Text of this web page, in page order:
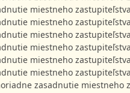
miestneho
miestneho
miestneho
miestneho
miestneho
miestneho
zasadnutie miestneho